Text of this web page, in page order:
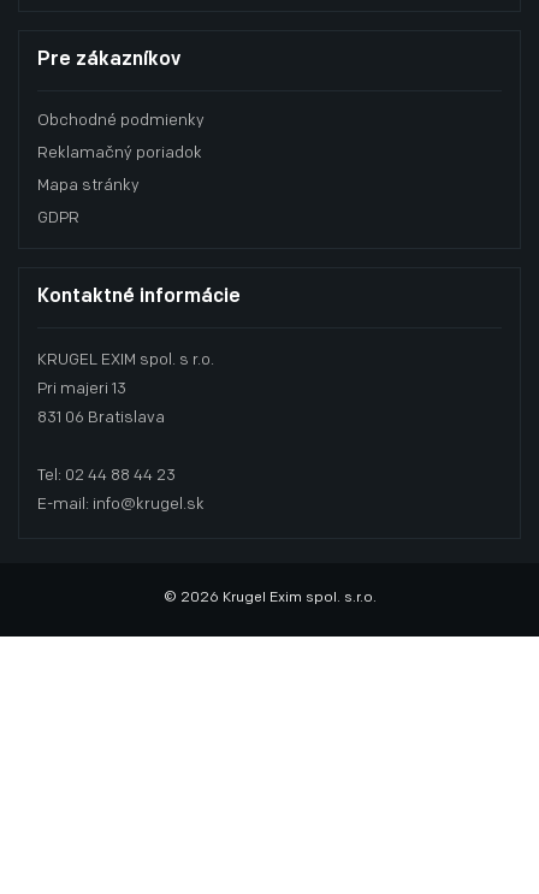
Pre zákazníkov
Obchodné podmienky
Reklamačný poriadok
Mapa stránky
GDPR
Kontaktné informácie
KRUGEL EXIM spol. s r.o.
Pri majeri 13
831 06 Bratislava
Tel: 02 44 88 44 23
E-mail: info@krugel.sk
© 2026 Krugel Exim spol. s.r.o.